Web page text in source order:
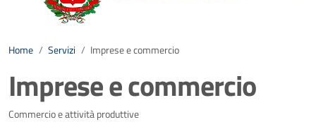
Home / Servizi / Imprese e commercio
Imprese e commercio
Commercio e attività produttive